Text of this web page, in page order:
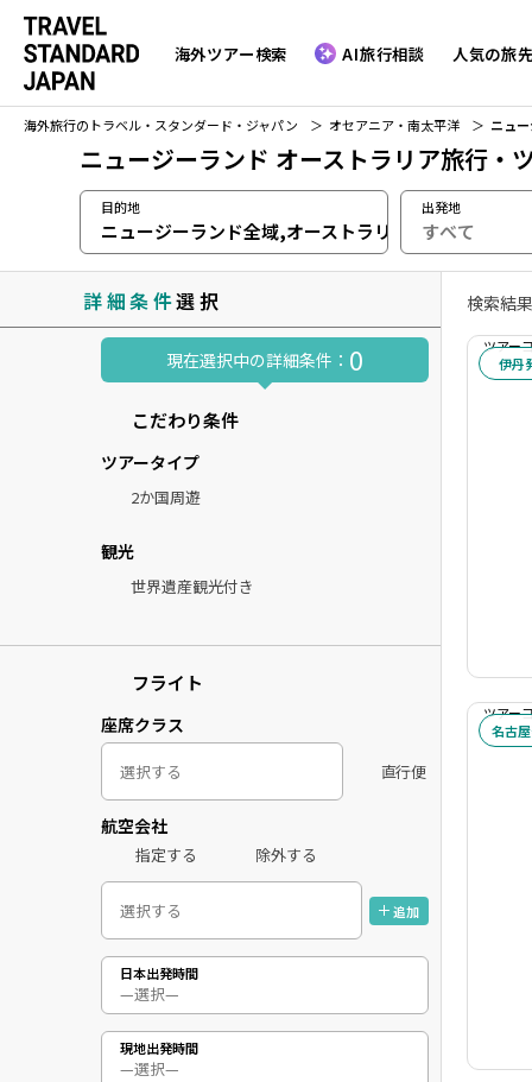
海外ツアー検索 AI旅行相談 人気の旅先
海外旅行のトラベル・スタンダード・ジャパン オセアニア・南太平洋 ニュ
ニュージーランド オーストラリア旅行・
目的地
ニュージーランド全域,オーストラリア全域
出発地
詳細条件選択
現在選択中の詳細条件： 0
こだわり条件
ツアータイプ
2か国周遊
観光
世界遺産観光付き
フライト
座席クラス
直行便
航空会社
指定する 除外する
追加
日本出発時間
現地出発時間
検索結
伊丹
ツアー
名古
ツアー